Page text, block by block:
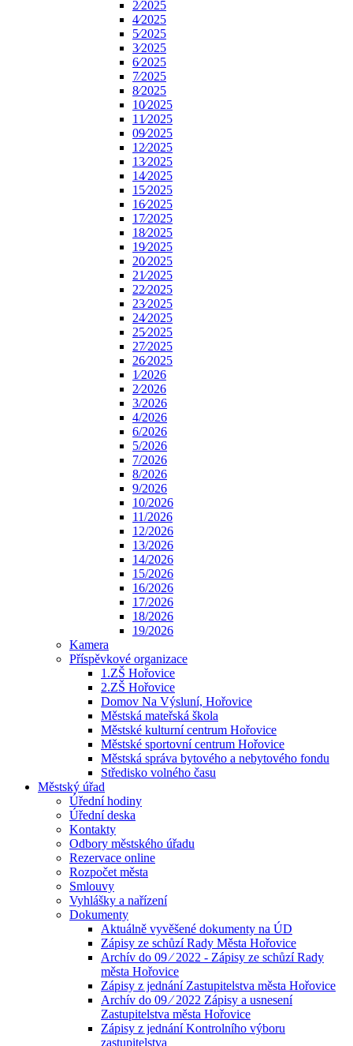
2⁄2025
4⁄2025
5⁄2025
3⁄2025
6⁄2025
7⁄2025
8⁄2025
10⁄2025
11⁄2025
09⁄2025
12⁄2025
13⁄2025
14⁄2025
15⁄2025
16⁄2025
17⁄2025
18⁄2025
19⁄2025
20⁄2025
21⁄2025
22⁄2025
23⁄2025
24⁄2025
25⁄2025
27⁄2025
26⁄2025
1⁄2026
2⁄2026
3/2026
4/2026
6/2026
5/2026
7/2026
8/2026
9/2026
10/2026
11/2026
12/2026
13/2026
14/2026
15/2026
16/2026
17/2026
18/2026
19/2026
Kamera
Příspěvkové organizace
1.ZŠ Hořovice
2.ZŠ Hořovice
Domov Na Výsluní, Hořovice
Městská mateřská škola
Městské kulturní centrum Hořovice
Městské sportovní centrum Hořovice
Městská správa bytového a nebytového fondu
Středisko volného času
Městský úřad
Úřední hodiny
Úřední deska
Kontakty
Odbory městského úřadu
Rezervace online
Rozpočet města
Smlouvy
Vyhlášky a nařízení
Dokumenty
Aktuálně vyvěšené dokumenty na ÚD
Zápisy ze schůzí Rady Města Hořovice
Archív do 09 ⁄ 2022 - Zápisy ze schůzí Rady
města Hořovice
Zápisy z jednání Zastupitelstva města Hořovice
Archív do 09 ⁄ 2022 Zápisy a usnesení
Zastupitelstva města Hořovice
Zápisy z jednání Kontrolního výboru
zastupitelstva